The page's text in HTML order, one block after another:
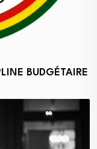
BUDGÉTAIRE